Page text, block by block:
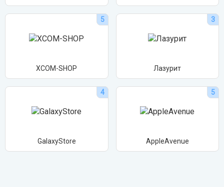
5
XCOM-SHOP
3
Лазурит
4
GalaxyStore
5
AppleAvenue